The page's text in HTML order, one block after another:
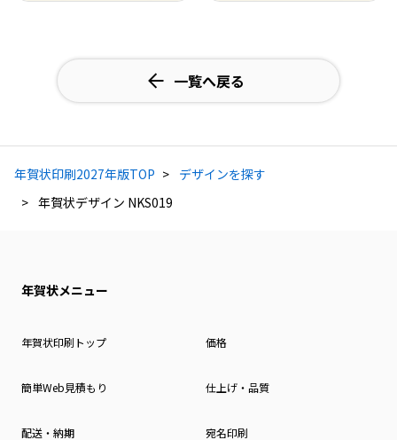
一覧へ戻る
年賀状印刷2027年版TOP
デザインを探す
年賀状デザイン NKS019
年賀状メニュー
年賀状印刷トップ 価格
簡単Web見積もり 仕上げ・品質
配送・納期 宛名印刷